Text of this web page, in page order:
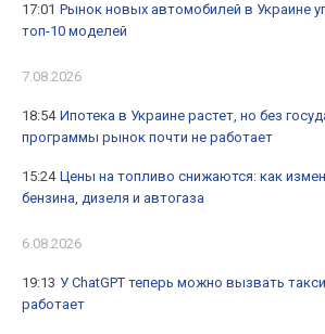
17:01 Рынок новых автомобилей в Украине
топ-10 моделей
7.08.2026
18:54 Ипотека в Украине растет, но без
программы рынок почти не работает
15:24 Цены на топливо снижаются: как
бензина, дизеля и автогаза
6.08.2026
19:13 У ChatGPT теперь можно вызвать
работает